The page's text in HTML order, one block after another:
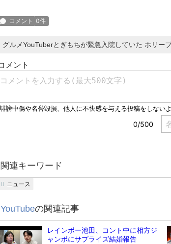
グルメYouTuberとぎもちが緊急入院していた ホリー
関連キーワード
ニュース
YouTubeの関連記事
レインボー池田、コント中に相方ジ
ャンボにサプライズ結婚報告